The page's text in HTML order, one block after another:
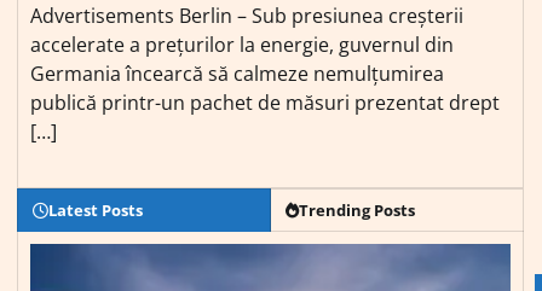
Advertisements Berlin – Sub presiunea creșterii
accelerate a prețurilor la energie, guvernul din
Germania încearcă să calmeze nemulțumirea
publică printr-un pachet de măsuri prezentat drept
[…]
Latest Posts Trending Posts